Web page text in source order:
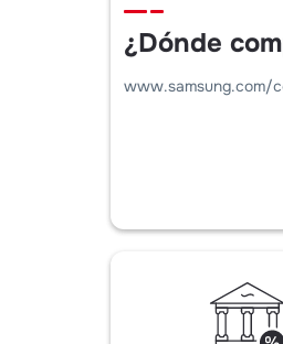
¿Dónde
www.samsung.com/